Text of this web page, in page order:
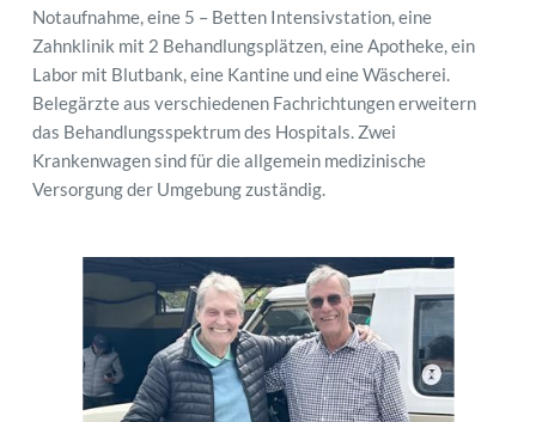
Notaufnahme, eine 5 – Betten Intensivstation, eine
Zahnklinik mit 2 Behandlungsplätzen, eine Apotheke, ein
Labor mit Blutbank, eine Kantine und eine Wäscherei.
Belegärzte aus verschiedenen Fachrichtungen erweitern
das Behandlungsspektrum des Hospitals. Zwei
Krankenwagen sind für die allgemein medizinische
Versorgung der Umgebung zuständig.